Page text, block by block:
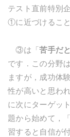
テスト直前特別
①に近づけるこ
③は「苦手だ
です．この分野
ますが，成功体
性が高いと思わ
に次にターゲッ
題から始めて，
習すると自信が